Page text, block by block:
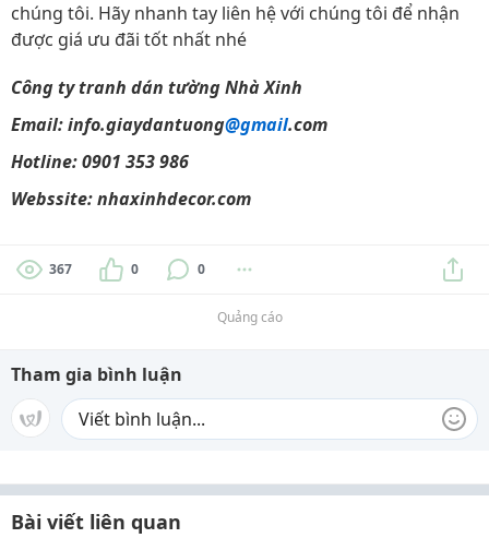
chúng tôi. Hãy nhanh tay liên hệ với chúng tôi để nhận
được giá ưu đãi tốt nhất nhé
Công ty tranh dán tường Nhà Xinh
Email: info.giaydantuong@gmail.com
Hotline: 0901 353 986
Webssite: nhaxinhdecor.com
367 0 0
Quảng cáo
Tham gia bình luận
Bài viết liên quan